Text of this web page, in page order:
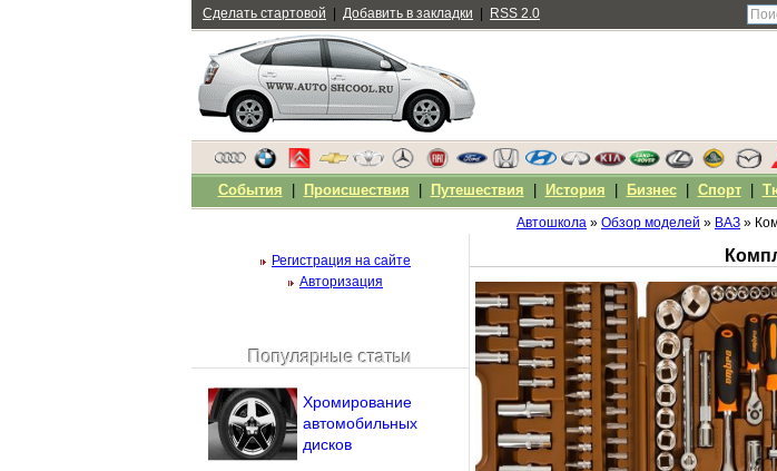
Автошкола » Обзор моделей » ВАЗ »
Регистрация на сайте
Авторизация
Напомнить пароль?
Популярные статьи
Хромирование
автомобильных
дисков
Сделать стартовой Добавить в закладки RSS 2.0
События Происшествия Путешествия История Бизнес| Спорт|